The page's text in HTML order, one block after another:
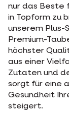
nur das Beste
in Topform zu
unserem Plus-
Premium-
höchster
aus einer
Zutaten und
sorgt für eine
Gesundheit
steigert.